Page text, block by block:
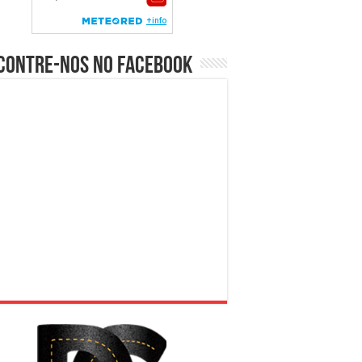
nos no Facebook